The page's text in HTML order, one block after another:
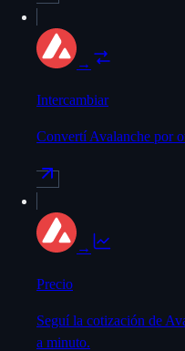
→
Intercambiar
Convertí Avalanche por
→
Precio
Seguí la cotización de
a minuto.